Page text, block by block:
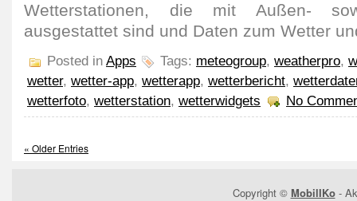
Wetterstationen, die mit Außen-
ausgestattet sind und Daten zum Wetter
Posted in Apps Tags: meteogroup, weatherpro,
wetter, wetter-app, wetterapp, wetterbericht,
wetterfoto, wetterstation, wetterwidgets No
« Older Entries
Copyright © MobilIKo-